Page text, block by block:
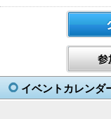
イベントカレンダ